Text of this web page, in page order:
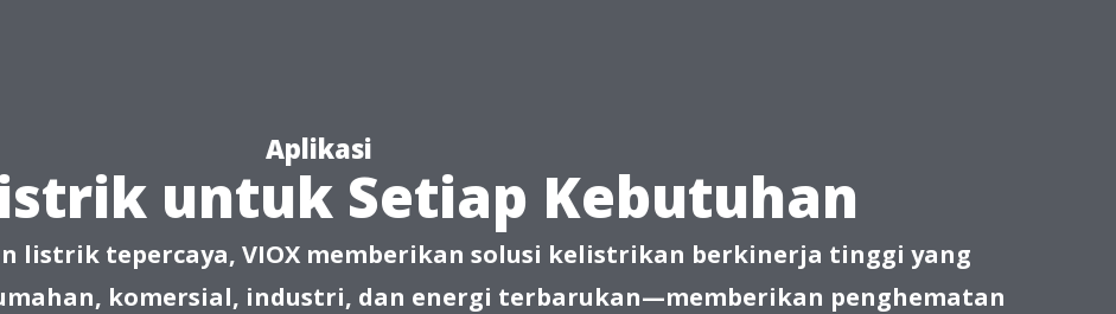
Aplikasi
untuk Setiap Kebutuhan
listrik tepercaya, VIOX memberikan solusi kelistrikan berkinerja tinggi yang
komersial, industri, dan energi terbarukan—memberikan penghematan